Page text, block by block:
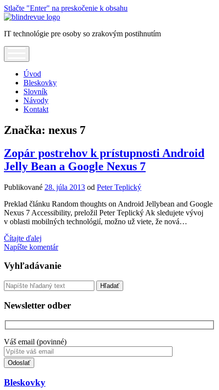
Stlačte "Enter" na preskočenie k obsahu
Blindrevue
IT technológie pre osoby so zrakovým postihnutím
Úvod
Bleskovky
Slovník
Návody
Kontakt
Značka: nexus 7
Zopár postrehov k prístupnosti Android
Jelly Bean a Google Nexus 7
Publikované 28. júla 2013 od Peter Teplický
Preklad článku Random thoughts on Android Jellybean and Google
Nexus 7 Accessibility, preložil Peter Teplický Ak sledujete vývoj
v oblasti mobilných technológií, možno už viete, že nová…
Čítajte ďalej
postrehov
prístupnosti
Jelly
Bean
Google
Napíšte komentár
Sidebar
Vyhľadávanie
Vyhľadávanie
Newsletter odber
Váš email (povinné)
Toto
pole
nevyplňujte.
Bleskovky